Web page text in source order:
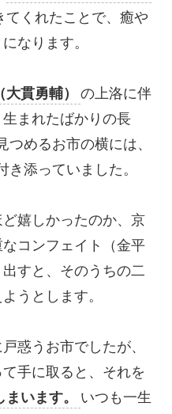
てくれたことで、癒や
なります。
貫勇輔）
の上洛に伴
まれたばかりの長
つめるお市の横には、
き添っていました。
嬉しかったのか、京
コンフェイト（金平
すと、そのうちの二
うとします。
惑うお市でしたが、
て手に取ると、それを
います。
いつも一生